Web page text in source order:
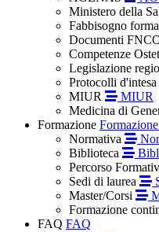
Ministero della
Fabbisogno
Documenti
Competenze
Legislazione
Protocolli
MIUR
MIUR
Medicina di
Formazione Formazione
Normativa
Biblioteca
Percorso
Sedi di laurea
Master/Corsi
Formazione
FAQ FAQ